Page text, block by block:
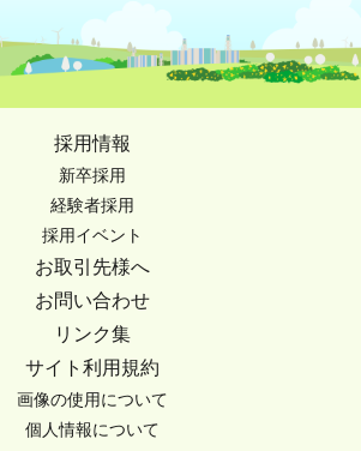
採用情報
新卒採用
経験者採用
採用イベント
お取引先様へ
お問い合わせ
リンク集
サイト利用規約
画像の使用について
個人情報について